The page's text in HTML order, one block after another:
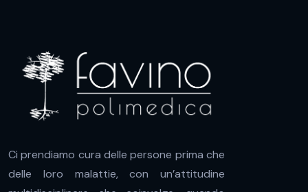
Ci prendiamo cura delle persone prima che
delle loro malattie, con un’attitudine